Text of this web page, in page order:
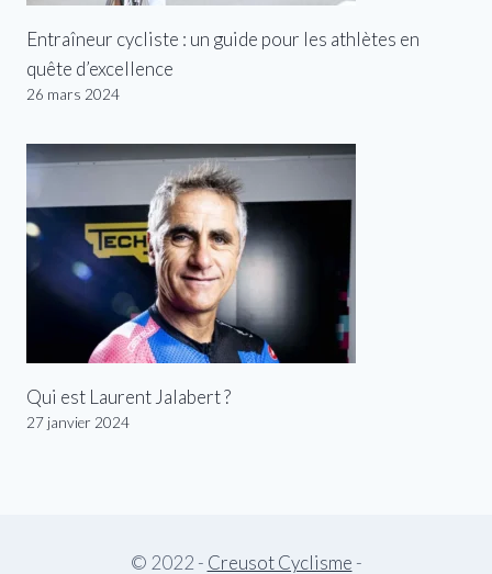
Entraîneur cycliste : un guide pour les athlètes en
quête d’excellence
26 mars 2024
Qui est Laurent Jalabert ?
27 janvier 2024
© 2022 - Creusot Cyclisme -